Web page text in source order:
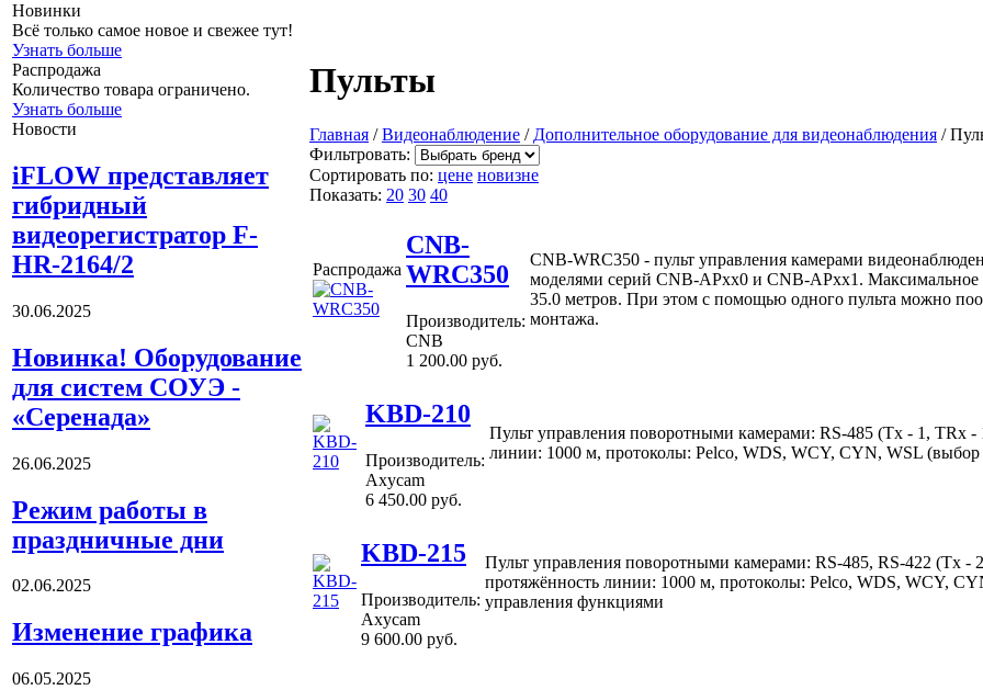
Новинки
Всё только самое новое и свежее тут!
Узнать больше
Распродажа
Количество товара ограничено.
Узнать больше
Новости
iFLOW представляет
гибридный
видеорегистратор F-
HR-2164/2
30.06.2025
Новинка! Оборудование
для систем СОУЭ -
«Серенада»
26.06.2025
Режим работы в
праздничные дни
02.06.2025
Изменение графика
06.05.2025
Пульты
Главная / Видеонаблюдение / Дополнительное оборудование для видеонаблюдения /
Фильтровать:
Сортировать по: цене новизне
Показать: 20 30 40
Распродажа
CNB-
WRC350
Производитель:
CNB
1 200.00 руб.
CNB-WRC350 - пульт управления камерами
моделями серий CNB-APхх0 и CNB-APхх1. Максимальное
35.0 метров. При этом с помощью одного пульта можно
монтажа.
KBD-210
Производитель:
Axycam
6 450.00 руб.
Пульт управления поворотными камерами: RS-485 (Tx - 1, TRx
линии: 1000 м, протоколы: Pelco, WDS, WCY, CYN, WSL
KBD-215
Производитель:
Axycam
9 600.00 руб.
Пульт управления поворотными камерами: RS-485, RS-422 (Tx -
протяжённость линии: 1000 м, протоколы: Pelco, WDS, WCY,
управления функциями